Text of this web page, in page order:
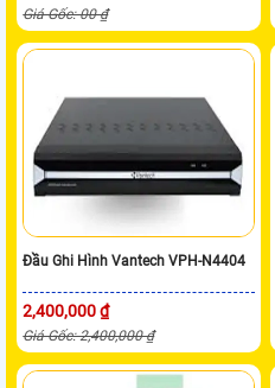
Giá Gốc: 00 ₫
Đầu Ghi Hình Vantech VPH-N4404
2,400,000 ₫
Giá Gốc: 2,400,000 ₫